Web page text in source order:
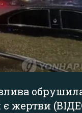
є жертви